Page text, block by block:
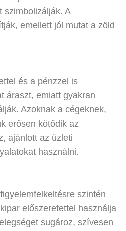
szimbolizálják. A
emellett jól mutat a zöld
és a pénzzel is
áraszt, emiatt gyakran
Azoknak a cégeknek,
erősen kötődik az
ajánlott az üzleti
használni.
szintén
előszeretettel használja
sugároz, szívesen